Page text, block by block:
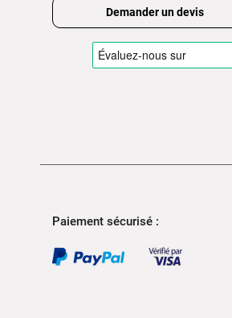
Demander un devis
Paiement sécurisé :